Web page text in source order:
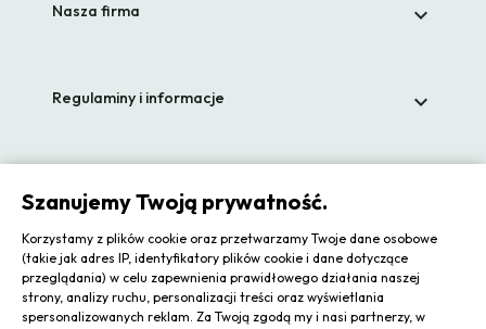
Nasza firma 
Regulaminy i informacje 
Zgadzam się na przetwarzanie moich danych osobowych
Szanujemy Twoją prywatność.
Korzystamy z plików cookie oraz przetwarzamy Twoje dane osobowe
(takie jak adres IP, identyfikatory plików cookie i dane dotyczące
przeglądania) w celu zapewnienia prawidłowego działania naszej
strony, analizy ruchu, personalizacji treści oraz wyświetlania
spersonalizowanych reklam. Za Twoją zgodą my i nasi partnerzy, w